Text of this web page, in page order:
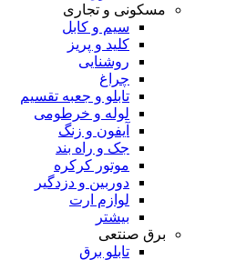
مسکونی و تجاری
سیم و کابل
کلید و پریز
روشنایی
چراغ
تابلو و جعبه تقسیم
لوله و خرطومی
آیفون و زنگ
جک و راه بند
موتور کرکره
دوربین و دزدگیر
لوازم ارت
بیشتر
برق صنتعی
تابلو برق